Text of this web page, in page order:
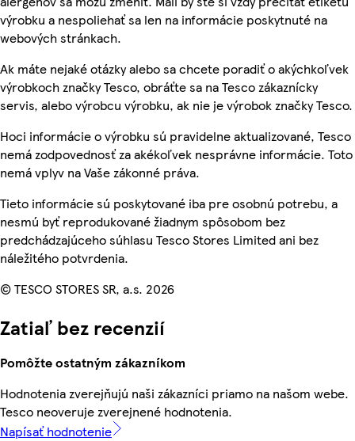
výrobku a nespoliehať sa len na informácie poskytnuté na
webových stránkach.
Ak máte nejaké otázky alebo sa chcete poradiť o akýchkoľvek
výrobkoch značky Tesco, obráťte sa na Tesco zákaznícky
servis, alebo výrobcu výrobku, ak nie je výrobok značky Tesco.
Hoci informácie o výrobku sú pravidelne aktualizované, Tesco
nemá zodpovednosť za akékoľvek nesprávne informácie. Toto
nemá vplyv na Vaše zákonné práva.
Tieto informácie sú poskytované iba pre osobnú potrebu, a
nesmú byť reprodukované žiadnym spôsobom bez
predchádzajúceho súhlasu Tesco Stores Limited ani bez
náležitého potvrdenia.
© TESCO STORES SR, a.s. 2026
Zatiaľ bez recenzií
Pomôžte ostatným zákazníkom
Hodnotenia zverejňujú naši zákazníci priamo na našom webe.
Tesco neoveruje zverejnené hodnotenia.
Napísať hodnotenie